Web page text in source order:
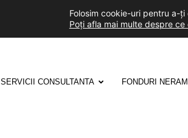
SERVICII CONSULTANTA FONDURI
Folosim cookie-uri pentru a-
Poți afla mai multe despre